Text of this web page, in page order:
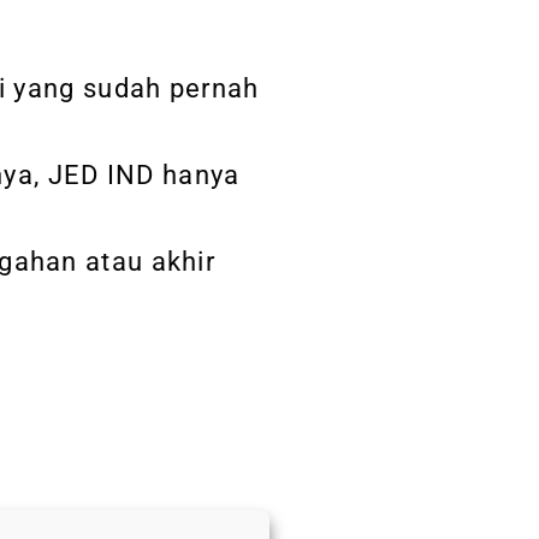
sudah pernah
JED IND hanya
atau akhir